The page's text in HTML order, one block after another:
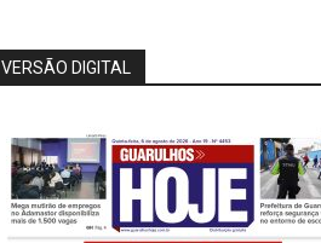
VERSÃO DIGITAL